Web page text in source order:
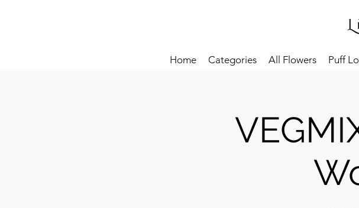
Home Categories All Flowers Puff